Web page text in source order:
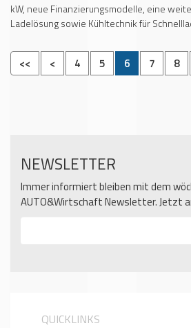
kW, neue Finanzierungsmodelle, eine
Ladelösung sowie Kühltechnik für
<< < 4 5 6 7 8
NEWSLETTER
Immer informiert bleiben mit dem
AUTO&Wirtschaft Newsletter. Jetzt
QUICKLINKS